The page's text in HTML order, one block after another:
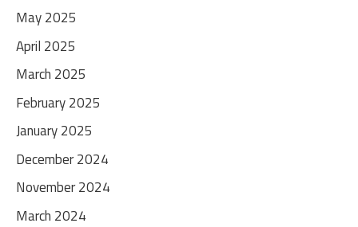
May 2025
April 2025
March 2025
February 2025
January 2025
December 2024
November 2024
March 2024